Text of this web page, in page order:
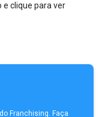
e clique para ver
Franchising. Faça